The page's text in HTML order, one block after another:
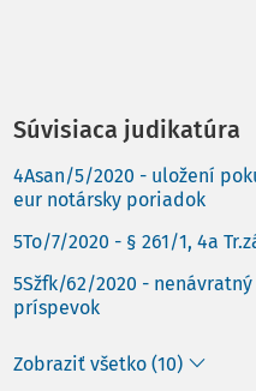
Súvisiaca judikatúra
4Asan/5/2020 - uložení
eur notársky poriadok
5To/7/2020 - § 261/1, 4a
5Sžfk/62/2020 -
príspevok
Zobraziť všetko (10)